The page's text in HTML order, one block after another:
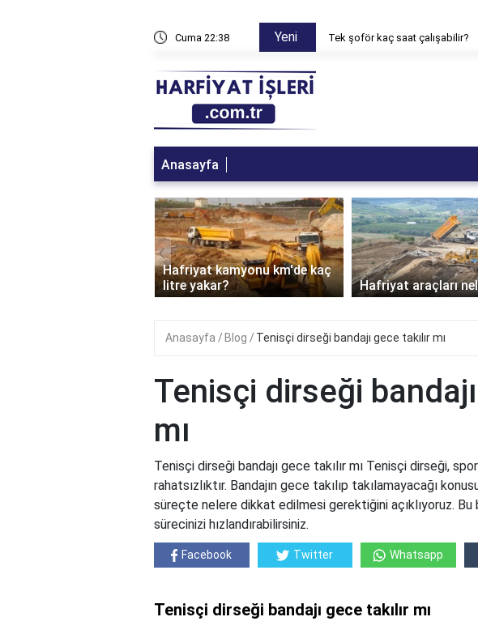
Cuma 22:38 Yeni Tek şoför kaç saat çalışabilir?
Anasayfa
Hafriyat kamyonu km'de kaç
litre yakar?
Hafriyat araçları
‹
Anasayfa Blog Tenisçi dirseği bandajı gece takılır mı
Tenisçi dirseği
mı
Tenisçi dirseği bandajı gece takılır mı Tenisçi dirseği,
rahatsızlıktır. Bandajın gece takılıp takılamayacağı
süreçte nelere dikkat edilmesi gerektiğini açıklıyoruz.
sürecinizi hızlandırabilirsiniz.
Facebook Twitter Whatsapp
Tenisçi dirseği bandajı gece takılır mı